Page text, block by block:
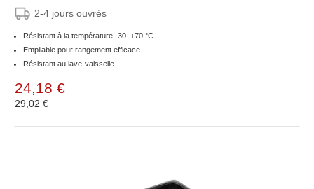
2-4 jours ouvrés
Résistant à la température -30..+70 °C
Empilable pour rangement efficace
Résistant au lave-vaisselle
24,18 €
29,02 €